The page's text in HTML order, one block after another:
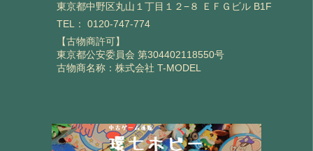
東京都中野区丸山１丁目１２−８ ＥＦＧビル B1F
TEL： 0120-747-774
【古物商許可】
東京都公安委員会 第304402118550号
古物商名称：株式会社 T-MODEL